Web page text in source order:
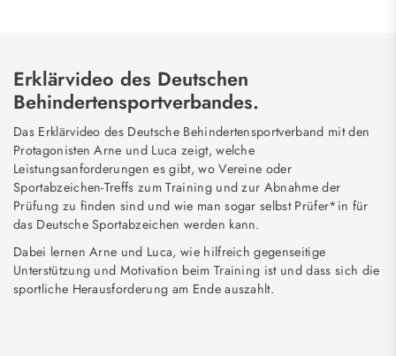
Erklärvideo des Deutschen
Behindertensportverbandes.
Das Erklärvideo des Deutsche Behindertensportverband mit den
Protagonisten Arne und Luca zeigt, welche
Leistungsanforderungen es gibt, wo Vereine oder
Sportabzeichen-Treffs zum Training und zur Abnahme der
Prüfung zu finden sind und wie man sogar selbst Prüfer*in für
das Deutsche Sportabzeichen werden kann.
Dabei lernen Arne und Luca, wie hilfreich gegenseitige
Unterstützung und Motivation beim Training ist und dass sich die
sportliche Herausforderung am Ende auszahlt.